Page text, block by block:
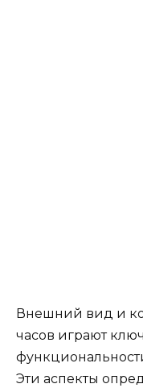
Внешний вид и
часов играют
Эти аспекты